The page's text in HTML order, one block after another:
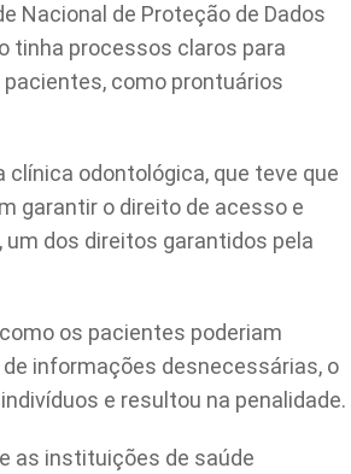
Nacional de Proteção de Dados
tinha processos claros para
como prontuários
odontológica, que teve que
garantir o direito de acesso e
dos direitos garantidos pela
os pacientes poderiam
informações desnecessárias, o
e resultou na penalidade.
as instituições de saúde